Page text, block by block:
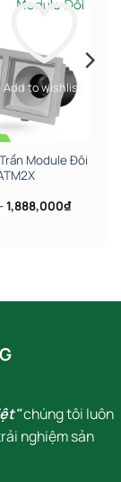
Add to wishlist
Module Đôi
1,888,000₫Khoảng
chúng tôi luôn
nghiệm sản